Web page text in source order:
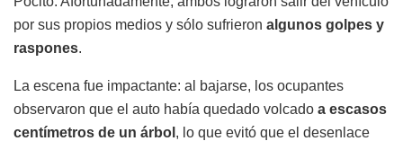
por sus propios medios y sólo sufrieron algunos golpes y
raspones.
La escena fue impactante: al bajarse, los ocupantes
observaron que el auto había quedado volcado a escasos
centímetros de un árbol , lo que evitó que el desenlace